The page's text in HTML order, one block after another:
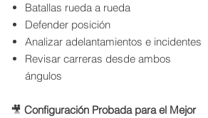
Batallas rueda a rueda
Defender posición
Analizar adelantamientos e incidentes
Revisar carreras desde ambos
ángulos
🎥 Configuración Probada para el Mejor